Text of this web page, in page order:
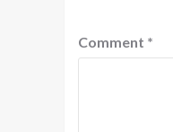
Comment *